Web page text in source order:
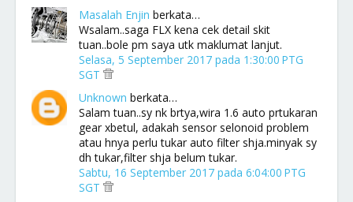
Masalah Enjin berkata…
Wsalam..saga FLX kena cek detail skit
tuan..bole pm saya utk maklumat lanjut.
Selasa, 5 September 2017 pada 1:30:00 PTG
SGT
Unknown berkata…
Salam tuan..sy nk brtya,wira 1.6 auto prtukaran
gear xbetul, adakah sensor selonoid problem
atau hnya perlu tukar auto filter shja.minyak sy
dh tukar,filter shja belum tukar.
Sabtu, 16 September 2017 pada 6:04:00 PTG
SGT